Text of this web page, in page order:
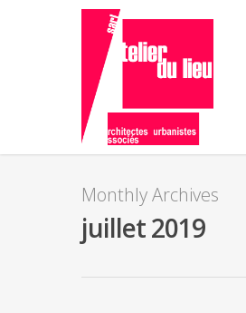
Monthly Archives
juillet 2019